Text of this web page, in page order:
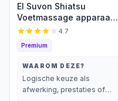
El Suvon Shiatsu
Voetmassage apparaat -
Voetmassage -
met Luchtcompressie en
Infrarood Warmte - Voor
Bloedcirculatie -
Afstandsbediening
4.7
Premium
WAAROM DEZE?
Logische keuze als
afwerking, prestaties of